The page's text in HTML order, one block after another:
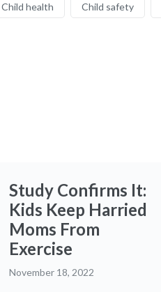
Child health Child safety
Study Confirms It:
Kids Keep Harried
Moms From
Exercise
November 18, 2022